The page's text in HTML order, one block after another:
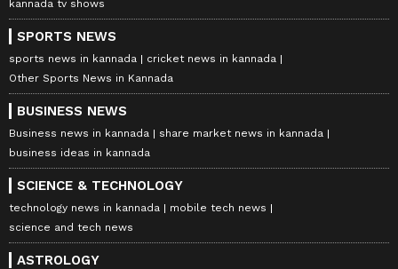
kannada tv shows
SPORTS NEWS
sports news in kannada
cricket news in kannada
Other Sports News in Kannada
BUSINESS NEWS
Business news in kannada
share market news in kannada
business ideas in kannada
SCIENCE & TECHNOLOGY
technology news in kannada
mobile tech news
science and tech news
ASTROLOGY